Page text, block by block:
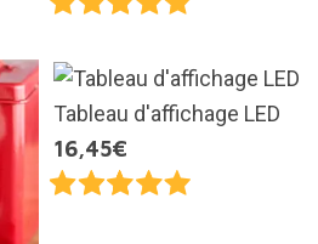
Tableau d'affichage LED
16,45€